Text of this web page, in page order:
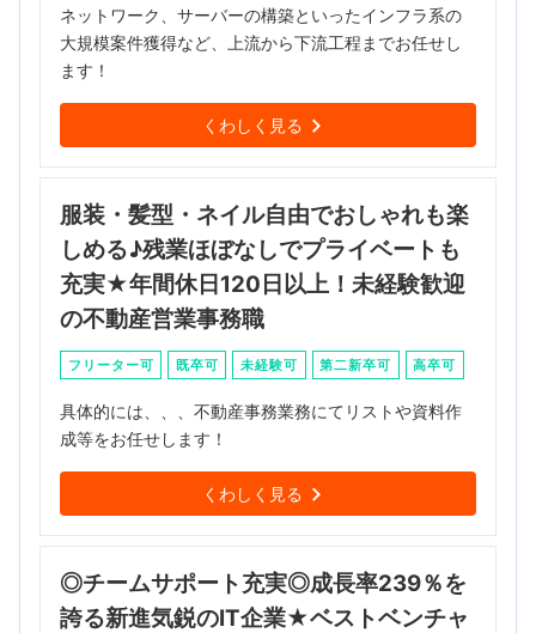
ネットワーク、サーバーの構築といったインフラ系の
大規模案件獲得など、上流から下流工程までお任せし
ます！
くわしく見る
服装・髪型・ネイル自由でおしゃれも楽
しめる♪残業ほぼなしでプライベートも
充実★年間休日120日以上！未経験歓迎
の不動産営業事務職
フリーター可 既卒可 未経験可 第二新卒可 高卒可
具体的には、、、不動産事務業務にてリストや資料作
成等をお任せします！
くわしく見る
◎チームサポート充実◎成長率239％を
誇る新進気鋭のIT企業★ベストベンチャ